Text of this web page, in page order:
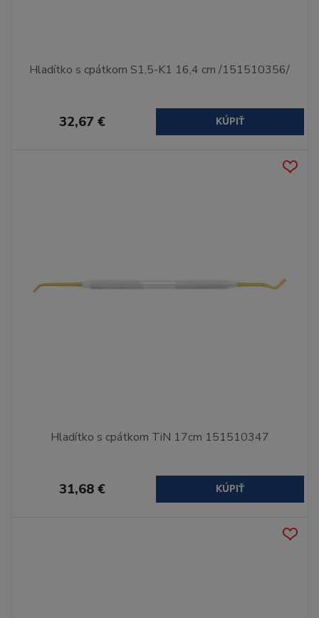
Hladítko s cpátkom S1,5-K1 16,4 cm /151510356/
32,67 € KÚPIŤ
Hladítko s cpátkom TiN 17cm 151510347
31,68 € KÚPIŤ